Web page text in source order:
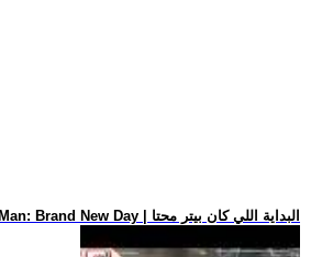
.. فيلم Spider-Man: Brand New Day | البداية اللي كان بيتر محتا